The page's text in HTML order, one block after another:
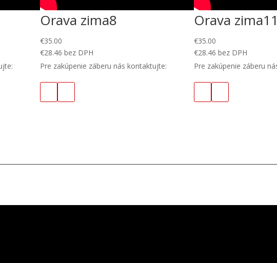
Orava zima8
€35.00
€28.46 bez DPH
Pre zakúpenie záberu nás kontaktujte:
Orava zima11
€35.00
€28.46 bez DPH
Pre zakúpenie záberu